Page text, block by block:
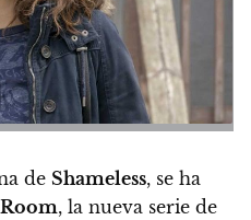
de Shameless, se ha
, la nueva serie de